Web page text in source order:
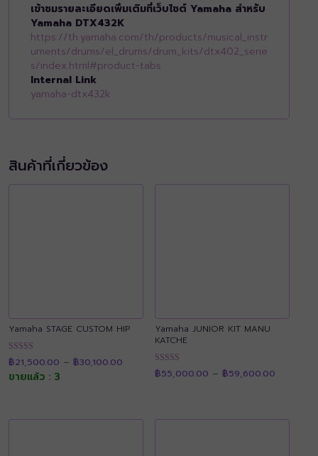
เข้าชมรายละเอียดเพิ่มเติมที่เว็บไซต์ Yamaha สำหรับ
Yamaha DTX432K
https://th.yamaha.com/th/products/musical_instr
uments/drums/el_drums/drum_kits/dtx402_serie
s/index.html#product-tabs
Internal Link
yamaha-dtx432k
สินค้าที่เกี่ยวข้อง
Yamaha STAGE CUSTOM HIP
ให้คะแนน
4.88
ตั้งแต่ 1-5
฿21,500.00 – ฿30,100.00
฿21,500.00
through
ขายแล้ว : 3
Yamaha JUNIOR KIT MANU
KATCHE
ให้คะแนน
4.89
฿55,000.00 – ฿59,600.00range: